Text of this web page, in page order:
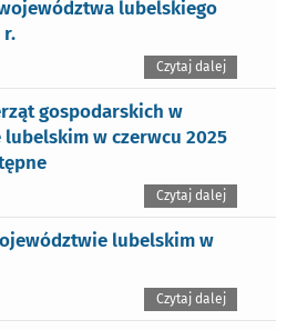
lubelskiego
r.
Czytaj dalej
gospodarskich w
w czerwcu 2025
Czytaj dalej
lubelskim w
Czytaj dalej